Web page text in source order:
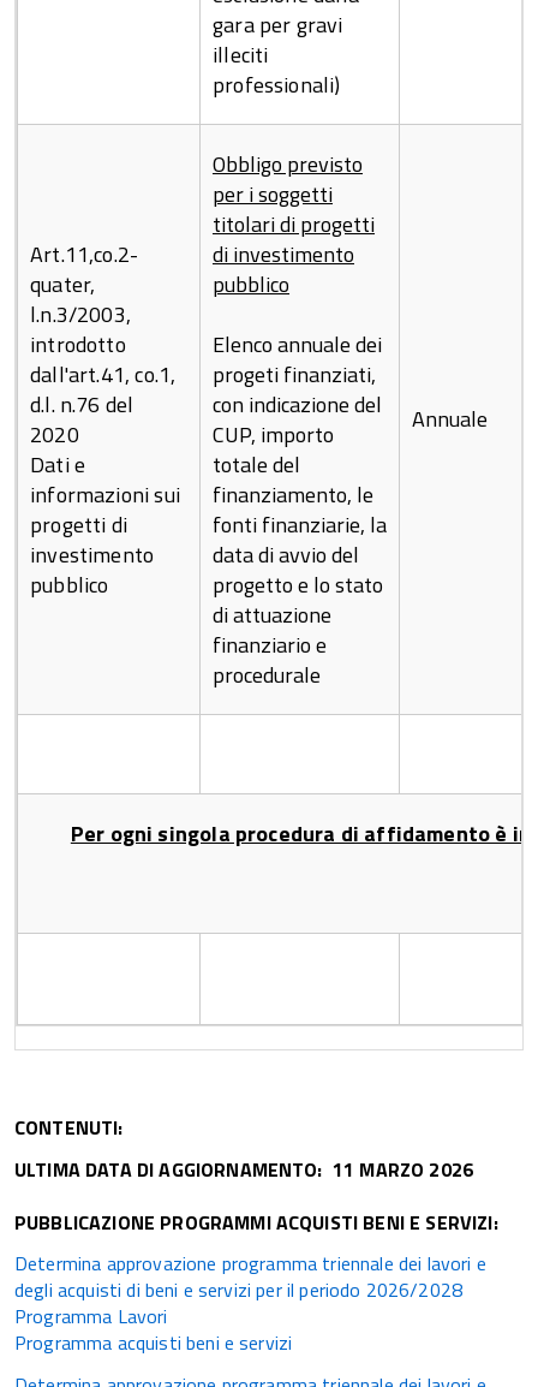
gara per gravi
illeciti
professionali)
Art.11,co.2-
quater,
l.n.3/2003,
introdotto
dall'art.41, co.1,
d.l. n.76 del
2020
Dati e
informazioni sui
progetti di
investimento
pubblico
Obbligo previsto
per i soggetti
titolari di progetti
di investimento
pubblico
Elenco annuale dei
progeti finanziati,
con indicazione del
CUP, importo
totale del
finanziamento, le
fonti finanziarie, la
data di avvio del
progetto e lo stato
di attuazione
finanziario e
procedurale
Annuale
Per ogni singola procedura di affidamento è
CONTENUTI:
ULTIMA DATA DI AGGIORNAMENTO: 11 MARZO 2026
PUBBLICAZIONE PROGRAMMI ACQUISTI BENI E SERVIZI:
Determina approvazione programma triennale dei lavori e
degli acquisti di beni e servizi per il periodo 2026/2028
Programma Lavori
Programma acquisti beni e servizi